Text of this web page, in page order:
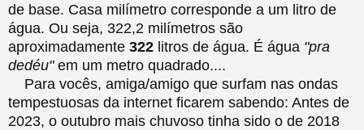
de base. Casa milímetro corresponde a um litro de
água. Ou seja, 322,2 milímetros são
aproximadamente 322 litros de água. É água "pra
dedéu" em um metro quadrado....
Para vocês, amiga/amigo que surfam nas ondas
tempestuosas da internet ficarem sabendo: Antes de
2023, o outubro mais chuvoso tinha sido o de 2018